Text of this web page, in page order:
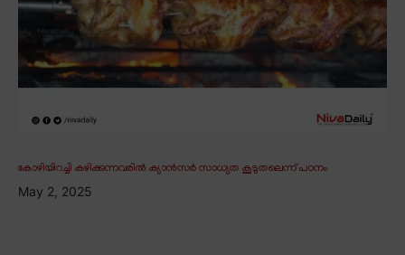
കോഴിയിറച്ചി കഴിക്കുന്നവരിൽ ക്യാൻസർ സാധ്യത കൂടുതലെന്ന് പഠനം
May 2, 2025